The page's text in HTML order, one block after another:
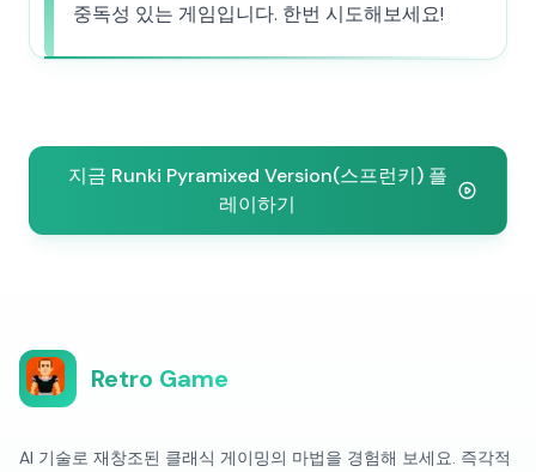
중독성 있는 게임입니다. 한번 시도해보세요!
지금 Runki Pyramixed Version(스프런키) 플
레이하기
Retro Game
AI 기술로 재창조된 클래식 게이밍의 마법을 경험해 보세요. 즉각적